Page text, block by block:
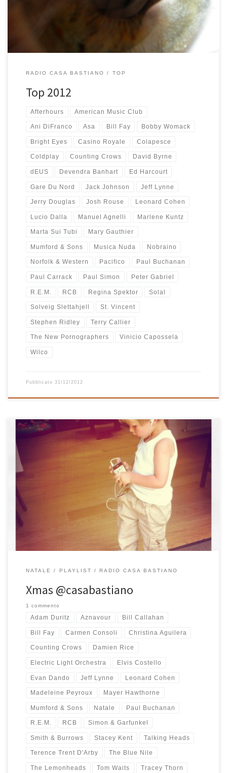
25 di sempre. Non sai come fare a collegarti a […]
RADIO CASA BASTIANO TOP
Top 2012
Afterhours American Music Club
Ani DiFranco Asa Bill Fay Bobby Womack
Bright Eyes Casino Royale Colapesce
Coldplay Counting Crows David Byrne
dEUS Devendra Banhart Ed Harcourt
Gare Du Nord Jack Johnson Jeff Lynne
Jerry Douglas Josh Rouse Leonard Cohen
Lucio Dalla Manuel Agnelli Marlene Kuntz
Marta Sui Tubi Mary Gauthier
Mumford & Sons Musica Nuda Nobraino
Norfolk & Western Pacifico Paul Buchanan
Paul Carrack Paul Simon Peter Gabriel
R.E.M. RCB Regina Spektor Solal
Solveig Slettahjell St. Vincent
Stephen Ridley Terry Callier
The New Pornographers Vinicio Capossela
Wilco
Pubblicato 31/12/2012
Quest’anno ho voluto iniziare la playlist di Natale alla grande,
proprio come piace a me. Pensateci, nelle nostre vite ci
sono canzoni che ci hanno segnato, capaci di racchiudere
importanti significati certe volte anche al di là della musica e delle
parole in esse contenute. Quando ho sentito la prima volta la […]
NATALE PLAYLIST RADIO CASA BASTIANO
Xmas @casabastiano
1 commento
Adam Duritz Aznavour Bill Callahan
Bill Fay Carmen Consoli Christina Aguilera
Counting Crows Damien Rice
Electric Light Orchestra Elvis Costello
Evan Dando Jeff Lynne Leonard Cohen
Madeleine Peyroux Mayer Hawthorne
Mumford & Sons Natale Paul Buchanan
R.E.M. RCB Simon & Garfunkel
Smith & Burrows Stacey Kent Talking Heads
Terence Trent D'Arby The Blue Nile
The Lemonheads Tom Waits Tracey Thorn